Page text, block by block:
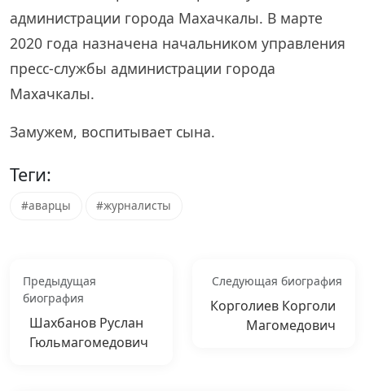
администрации города Махачкалы. В марте
2020 года назначена начальником управления
пресс-службы администрации города
Махачкалы.
Замужем, воспитывает сына.
Теги:
#аварцы #журналисты
Предыдущая
биография
Шахбанов Руслан
Гюльмагомедович
Следующая биография
Корголиев Корголи
Магомедович